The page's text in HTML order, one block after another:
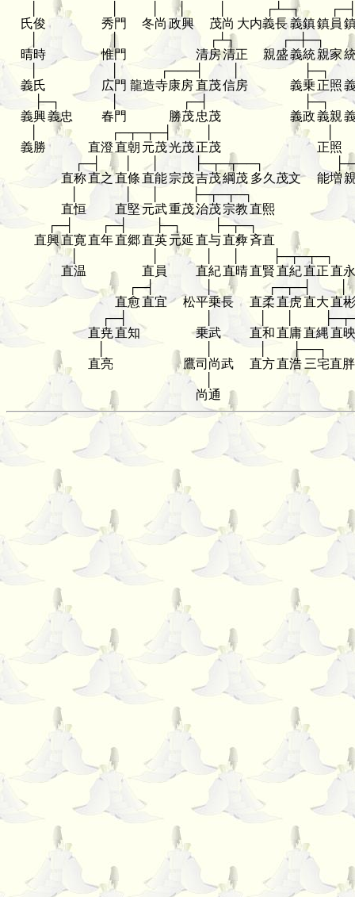
│ ┌┴─┐
氏俊
秀門 冬尚 政興 茂尚 大内義長義鎮鎮員
│ ┌┴┐ ┌─┼─┐
晴時
惟門 清房清正 親盛義統親家
┌───┤ ├─┐
義氏
広門 龍造寺康房 直茂信房 義乗正照
├─┐
│ ┌─┤ ├─┐
義興義忠 春門 勝茂忠茂 義政義親
┌─┬─┬─┤
義勝
直澄直朝 元茂光茂正茂
正照
┌─┤
│ ├─┬─┬──┐
直称直之 直條直能宗茂吉茂綱茂 多久茂文 能増
├─┬─┬─┐
直恒
直堅元武重茂治茂宗教直熙
┌─┤
┌─┤ ├─┐
├─┬─┐
直興直寛直年直郷直英元延直与直彜斉直
│
├─┬─┬─┐
直温
直員 直紀直晴直賢直紀直正直永
┌─┤
│ ┌─┬─┤
│
直愈直宜 松平乗長 直柔直虎直大直彬
┌─┤
直尭直知 乗武 直和直庸直縄直映
├──┐
直亮
鷹司尚武 直方直浩 三宅直胖
尚通